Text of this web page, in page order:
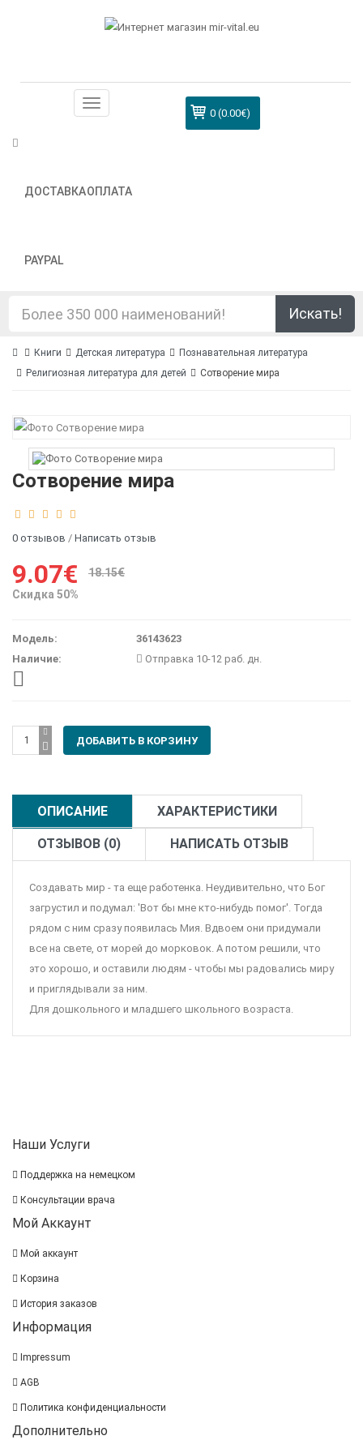
ДОСТАВКАОПЛАТА
PAYPAL
0 (0.00€)
Искать!
Книги Детская литература
Познавательная литература
Религиозная литература для детей
Сотворение мира
Сотворение мира
0 отзывов / Написать отзыв
9.07€
18.15€
Скидка 50%
Модель:
36143623
Наличие:
Отправка 10-12 раб. дн.
ОПИСАНИЕ ХАРАКТЕРИСТИКИ
ОТЗЫВОВ (0) НАПИСАТЬ ОТЗЫВ
Создавать мир - та еще работенка. Неудивительно, что Бог
загрустил и подумал: 'Вот бы мне кто-нибудь помог'. Тогда
рядом с ним сразу появилась Мия. Вдвоем они придумали
все на свете, от морей до морковок. А потом решили, что
это хорошо, и оставили людям - чтобы мы радовались миру
и приглядывали за ним.
Для дошкольного и младшего школьного возраста.
Наши Услуги
Поддержка на немецком
Консультации врача
Мой Аккаунт
Мой аккаунт
Корзина
История заказов
Информация
Impressum
AGB
Политика конфиденциальности
Дополнительно